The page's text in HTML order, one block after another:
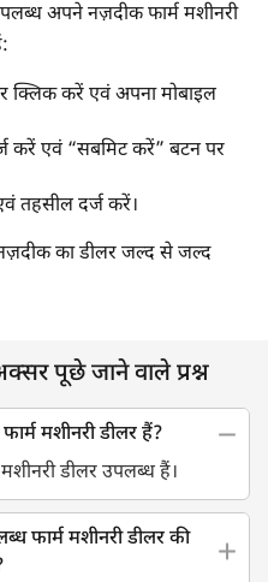
अपने नज़दीक फार्म मशीनरी
क्लिक करें एवं अपना मोबाइल
करें एवं “सबमिट करें” बटन पर
तहसील दर्ज करें।
का डीलर जल्द से जल्द
पूछे जाने वाले प्रश्न
मशीनरी डीलर हैं?
मशीनरी डीलर उपलब्ध हैं।
फार्म मशीनरी डीलर की